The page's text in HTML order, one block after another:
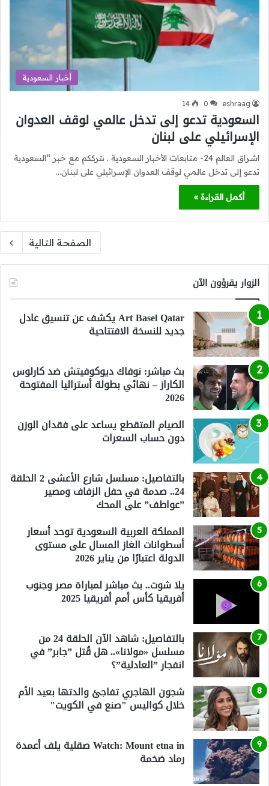
أخبار السعودية
eshraag
0
14
السعودية تدعو إلى تدخل عالمي لوقف العدوان
الإسرائيلي على لبنان
اشراق العالم 24- متابعات الأخبار السعودية . نترككم مع خبر “السعودية
تدعو إلى تدخل عالمي لوقف العدوان الإسرائيلي على لبنان…
أكمل القراءة »
الصفحة التالية
الزوار يقرؤون الآن
Art Basel Qatar يكشف عن تنسيق عادل
جديد للنسخة الافتتاحية
بث مباشر: نوفاك ديوكوفيتش ضد كارلوس
الكاراز – نهائي بطولة أستراليا المفتوحة
2026
الصيام المتقطع يساعد على فقدان الوزن
دون حساب السعرات
بالتفاصيل: مسلسل شارع الأعشى 2 الحلقة
24.. صدمة في حفل الزفاف ومصير
”عواطف” على المحك
المملكة العربية السعودية توحد أسعار
أسطوانات الغاز المسال على مستوى
الدولة اعتبارًا من يناير 2026
يلا شوت.. بث مباشر لمباراة مصر وجنوب
أفريقيا كأس أمم أفريقيا 2025
بالتفاصيل: شاهد الآن الحلقة 24 من
مسلسل «مولانا».. هل قُتل ”جابر” في
انفجار ”العادلية”؟
شجون الهاجري تفاجئ والدتها بعيد الأم
خلال كواليس "صنع في الكويت"
Watch: Mount etna in صقلية يلف أعمدة
رماد ضخمة